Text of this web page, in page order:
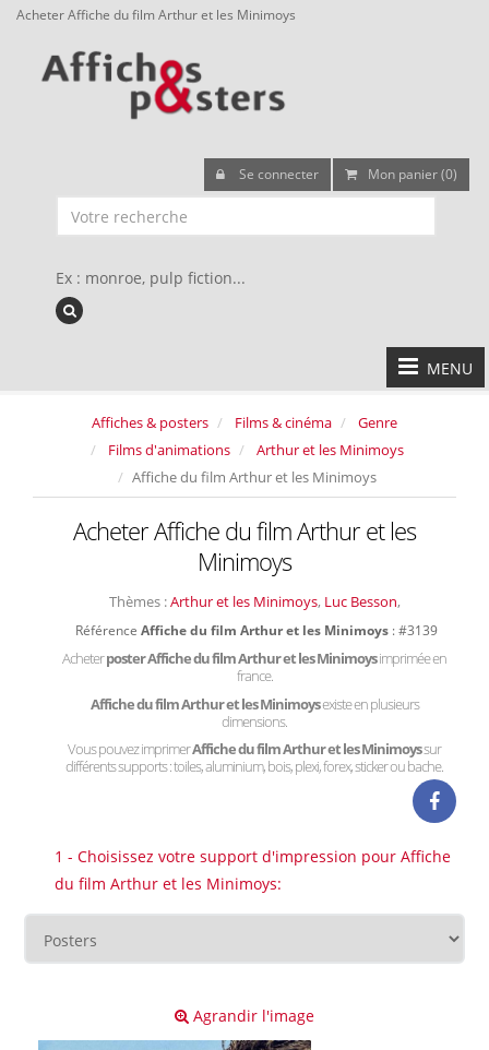
Acheter Affiche du film Arthur et les Minimoys
Se connecter Mon panier (0)
Ex : monroe, pulp fiction...
MENU
Affiches & posters Films & cinéma
Genre
Films d'animations
Arthur et les Minimoys
Affiche du film Arthur et les Minimoys
Acheter Affiche du film Arthur et les
Minimoys
Thèmes :Arthur et les Minimoys, Luc Besson,
Référence Affiche du film Arthur et les Minimoys : #3139
Acheterposter Affiche du film Arthur et les Minimoysimprimée en
france.
Affiche du film Arthur et les Minimoysexiste en plusieurs
dimensions.
Vous pouvez imprimerAffiche du film Arthur et les Minimoyssur
différents supports : toiles, aluminium, bois, plexi, forex, sticker ou bache.
1 - Choisissez votre support d'impression pour Affiche
du film Arthur et les Minimoys:
Agrandir l'image